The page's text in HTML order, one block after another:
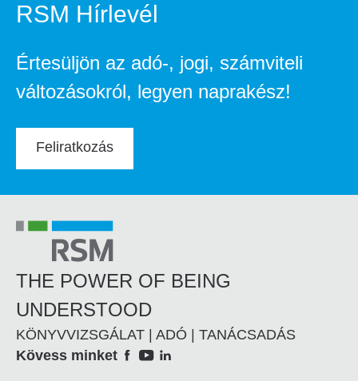
RSM Hírlevél
Értesüljön az adó-, jogi, számviteli
változásokról, legyen naprakész!
Feliratkozás
THE POWER OF BEING
UNDERSTOOD
KÖNYVVIZSGÁLAT | ADÓ | TANÁCSADÁS
Social
Kövess minket